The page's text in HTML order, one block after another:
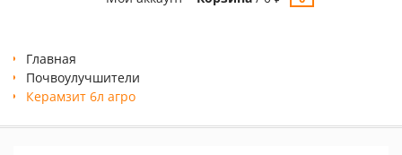
Главная
Почвоулучшители
Керамзит 6л агро